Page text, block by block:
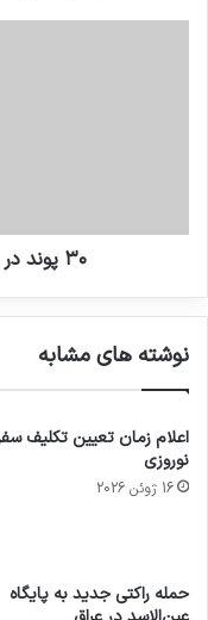
۳۰ پوند در ازای زیر و رو کردن ریشتان
نوشته های مشابه
اعلام زمان تعیین تکلیف
نوروزی
16 ژوئن 2026
حمله راکتی جدید به پایگاه